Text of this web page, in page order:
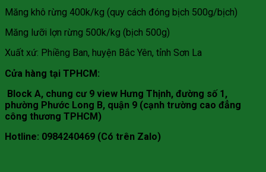
Măng khô rừng 400k/kg (quy cách đóng bịch 500g/bịch)
Măng lưỡi lợn rừng 500k/kg (bịch 500g)
Xuất xứ: Phiềng Ban, huyện Bắc Yên, tỉnh Sơn La
Cửa hàng tại TPHCM:
Block A, chung cư 9 view Hưng Thịnh, đường số 1,
phường Phước Long B, quận 9 (cạnh trường cao đẳng
công thương TPHCM)
Hotline: 0984240469 (Có trên Zalo)